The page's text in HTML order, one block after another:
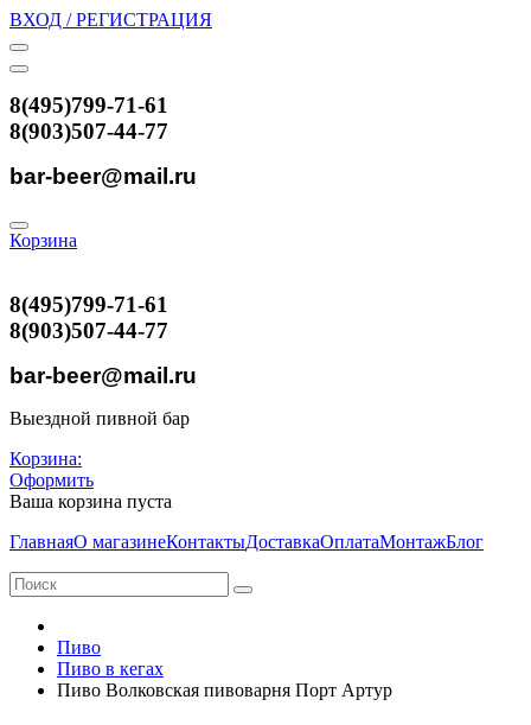
ВХОД / РЕГИСТРАЦИЯ
8(495)799-71-61
8(903)507-44-77
bar-beer@mail.ru
Корзина
8(495)799-71-61
8(903)507-44-77
bar-beer@mail.ru
Выездной пивной бар
Корзина:
Оформить
Ваша корзина пуста
ГлавнаяО магазинеКонтактыДоставкаОплатаМонтажБлог
Пиво
Пиво в кегах
Пиво Волковская пивоварня Порт Артур